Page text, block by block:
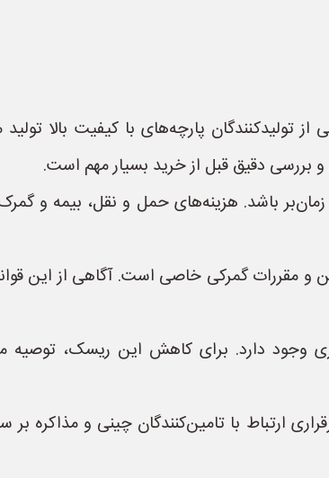
پارچه‌های با کیفیت بالا
و بررسی دقیق قبل از خرید بسیار مهم است.
باشد. هزینه‌های حمل و نقل، بیمه و
و مقررات گمرکی خاصی است. آگاهی از این
وجود دارد. برای کاهش این ریسک، توصیه
ارتباط با تامین‌کنندگان چینی و مذاکره